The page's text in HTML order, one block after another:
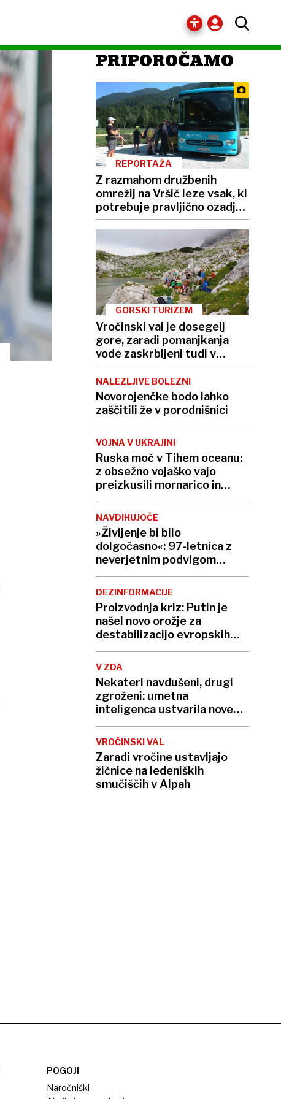
PRIPOROČAMO
REPORTAŽA
Z razmahom družbenih
omrežij na Vršič leze vsak, ki
potrebuje pravljično ozadje
za selfije
GORSKI TURIZEM
Vročinski val je dosegelj
gore, zaradi pomanjkanja
vode zaskrbljeni tudi v
kočah
NALEZLJIVE BOLEZNI
Novorojenčke bodo lahko
zaščitili že v porodnišnici
VOJNA V UKRAJINI
Ruska moč v Tihem oceanu:
z obsežno vojaško vajo
preizkusili mornarico in
balistične rakete
NAVDIHUJOČE
»Življenje bi bilo
dolgočasno«: 97-letnica z
neverjetnim podvigom
podrla lastni rekord
DEZINFORMACIJE
Proizvodnja kriz: Putin je
našel novo orožje za
destabilizacijo evropskih
demokracij
V ZDA
Nekateri navdušeni, drugi
zgroženi: umetna
inteligenca ustvarila nove
viruse
VROČINSKI VAL
Zaradi vročine ustavljajo
žičnice na ledeniških
smučiščih v Alpah
POGOJI
Naročniški